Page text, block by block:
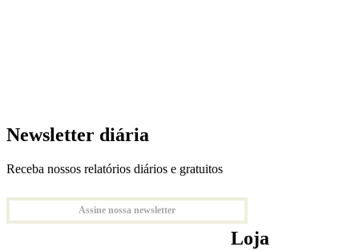
Newsletter diária
Receba nossos relatórios diários e gratuitos
Assine nossa newsletter
Loja